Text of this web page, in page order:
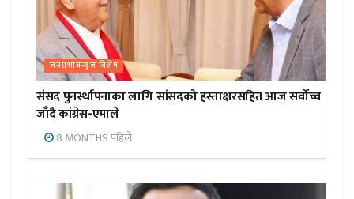
जनप्रभाबन्युज विशेष
संसद पुनर्स्थापनाका लागि सांसदको हस्ताक्षरसहित आज सर्वोच्च
जाँदै कांग्रेस-एमाले
8 MONTHS पहिले